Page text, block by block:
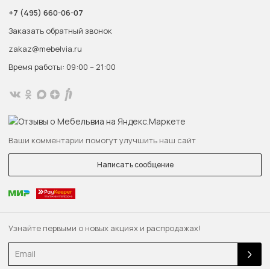
Узнайте первыми о новых акциях и распродажах!
+7 (495) 660-06-07
Заказать обратный звонок
zakaz@mebelvia.ru
Время работы: 09:00 – 21:00
Ваши комментарии помогут улучшить наш сайт
Написать сообщение